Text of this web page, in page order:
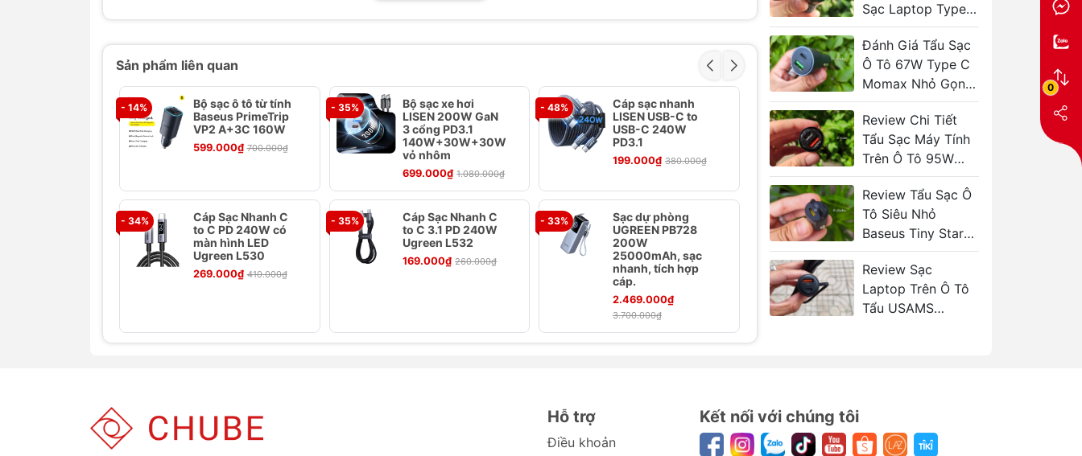
0
Sạc Laptop Type
C
Đánh Giá Tẩu Sạc
Ô Tô 67W Type C
Momax Nhỏ Gọn
Sạc Nhanh
Review Chi Tiết
Tẩu Sạc Máy Tính
Trên Ô Tô 95W
USAMS CC176
Review Tẩu Sạc Ô
Tô Siêu Nhỏ
Baseus Tiny Star
Mini 30W - Cắm
Chìm Gọn Như Zin
Review Sạc
Laptop Trên Ô Tô
Tẩu USAMS
USB output: 5V/3A; 9V/2A; 10V/2A; 12V/2.5A 30W
Type-C output: 5V/3A; 9V/2A; 10V/2A; 12V/2.5A 30W
Sản phẩm liên quan
- 14%
Bộ sạc ô tô từ tính
Baseus PrimeTrip
VP2 A+3C 160W
599.000₫ 700.000₫
- 35%
Bộ sạc xe hơi
LISEN 200W GaN
3 cổng PD3.1
140W+30W+30W
vỏ nhôm
699.000₫ 1.080.000₫
- 48%
Cáp sạc nhanh
LISEN USB-C to
USB-C 240W
PD3.1
199.000₫ 380.000₫
- 40%
Trạm sạc để bàn
Baseus EnerFill
FH21 4C+2U
120W
959.000₫ 1.600.000₫
Pin dự
Baseus
FC41
C
- 34%
Cáp Sạc Nhanh C
to C PD 240W có
màn hình LED
Ugreen L530
269.000₫ 410.000₫
- 35%
Cáp Sạc Nhanh C
to C 3.1 PD 240W
Ugreen L532
169.000₫ 260.000₫
- 33%
Sạc dự phòng
UGREEN PB728
200W
25000mAh, sạc
nhanh, tích hợp
cáp.
2.469.000₫
3.700.000₫
- 34%
Sạc dự phòng
UGREEN PB723
Nexode
20000mAh 130W
tích hợp cáp USB-
C
1.529.000₫
2.300.000₫
Hỗ trợ
Điều khoản
Kết nối với chúng tôi